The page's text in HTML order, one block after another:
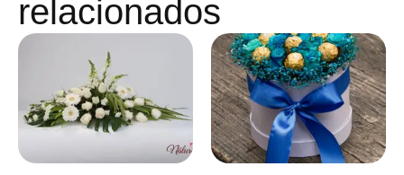
relacionados